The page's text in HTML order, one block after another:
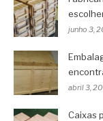
junho 3,
abril 3,
Caixas